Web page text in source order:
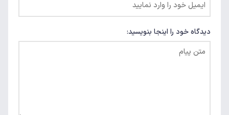
دیدگاه خود را اینجا بنویسید: